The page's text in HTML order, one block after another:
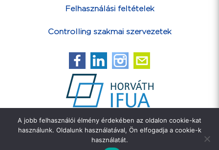
Felhasználási feltételek
Controlling szakmai szervezetek
Feliratkozás hírlevélre
A jobb felhasználói élmény érdekében az oldalon cookie-kat
használunk. Oldalunk használatával, Ön elfogadja a cookie-k
használatát.